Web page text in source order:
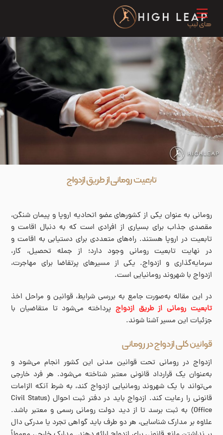
content
Menu
تابعیت رومانی از طریق ازدواج
رومانی به عنوان یکی از کشورهای عضو اتحادیه اروپا و پیمان شنگن،
مقصدی جذاب برای بسیاری از افرادی است که به دنبال اقامت و
تابعیت در اروپا هستند. راه‌های متعددی برای دستیابی به اقامت و
در نهایت تابعیت رومانی وجود دارد؛ از جمله تحصیل، کار،
سرمایه‌گذاری و ازدواج. یکی از مسیرهای پرتقاضا برای مهاجرت،
ازدواج با شهروند رومانیایی است.
در این مقاله به‌صورت جامع به بررسی شرایط، قوانین و مراحل اخذ
تابعیت رومانی از طریق ازدواج پرداخته می‌شود تا متقاضیان با
جزئیات این مسیر آشنا شوند.
قوانین کلی ازدواج در رومانی
ازدواج در رومانی تحت قوانین مدنی این کشور انجام می‌شود و
به‌عنوان یک قرارداد قانونی معتبر شناخته می‌شود. هر فرد خارجی
می‌تواند با یک شهروند رومانیایی ازدواج کند، به شرط آنکه الزامات
قانونی را رعایت کند. ازدواج باید در دفتر ثبت احوال (Civil Status
Office) به ثبت برسد تا از دید دولت رومانی رسمی و معتبر باشد.
علاوه بر مدارک شناسایی، هر دو طرف باید گواهی تجرد یا مدرکی دال